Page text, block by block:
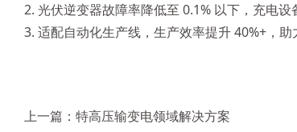
2. 光伏逆变器故障率降低至 0.1% 以下，充电设
3. 适配自动化生产线，生产效率提升 40%+，助
上一篇： 特高压输变电领域解决方案